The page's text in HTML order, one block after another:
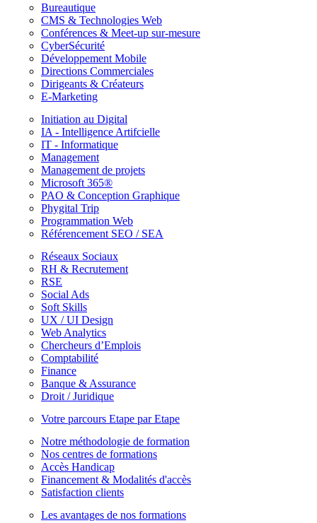
Bureautique
CMS & Technologies Web
Conférences & Meet-up sur-mesure
CyberSécurité
Développement Mobile
Directions Commerciales
Dirigeants & Créateurs
E-Marketing
Initiation au Digital
IA - Intelligence Artifcielle
IT - Informatique
Management
Management de projets
Microsoft 365®
PAO & Conception Graphique
Phygital Trip
Programmation Web
Référencement SEO / SEA
Réseaux Sociaux
RH & Recrutement
RSE
Social Ads
Soft Skills
UX / UI Design
Web Analytics
Chercheurs d’Emplois
Comptabilité
Finance
Banque & Assurance
Droit / Juridique
Votre parcours Etape par Etape
Notre méthodologie de formation
Nos centres de formations
Accès Handicap
Financement & Modalités d'accès
Satisfaction clients
Les avantages de nos formations